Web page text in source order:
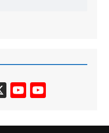
X
Y
u
u